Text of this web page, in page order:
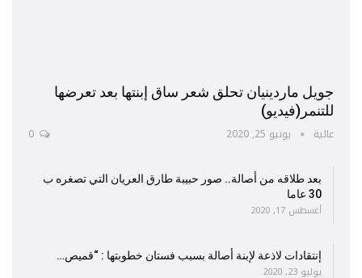
جويل ماردينيان تحلق شعر ساق إبنتها بعد تعرضها
للتنمر(فيديو)
عالية يونيو 25, 2020
بعد طلاقه من أصالة.. صور حبيبة طارق العريان التي تصغره ب
30 عاما
أغسطس 17, 2020
إنتقادات لاذعة لإبنة أصالة بسبب فستان خطوبتها : “قميص…
يوليو 23, 2020